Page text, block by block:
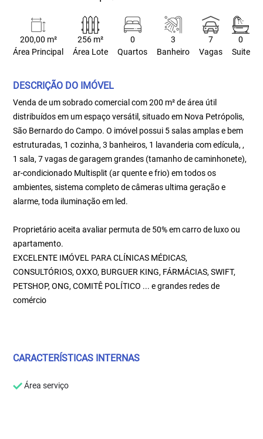
200,00 m²
Área Principal
256 m²
Área Lote
0
Quartos
3
Banheiro
7
Vagas
0
Suite
DESCRIÇÃO DO IMÓVEL
Venda de um sobrado comercial com 200 m² de área útil
distribuídos em um espaço versátil, situado em Nova Petrópolis,
São Bernardo do Campo. O imóvel possui 5 salas amplas e bem
estruturadas, 1 cozinha, 3 banheiros, 1 lavanderia com edícula, ,
1 sala, 7 vagas de garagem grandes (tamanho de caminhonete),
ar-condicionado Multisplit (ar quente e frio) em todos os
ambientes, sistema completo de câmeras ultima geração e
alarme, toda iluminação em led.
Proprietário aceita avaliar permuta de 50% em carro de luxo ou
apartamento.
EXCELENTE IMÓVEL PARA CLÍNICAS MÉDICAS,
CONSULTÓRIOS, OXXO, BURGUER KING, FÁRMÁCIAS, SWIFT,
PETSHOP, ONG, COMITÊ POLÍTICO ... e grandes redes de
comércio
CARACTERÍSTICAS INTERNAS
Área serviço